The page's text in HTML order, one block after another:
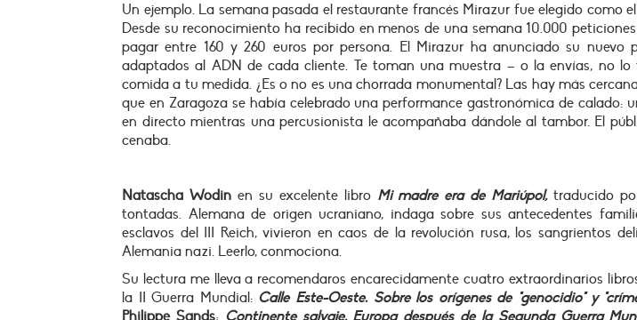
Un ejemplo. La semana pasada el restaurante francés Mirazur fue elegido como
Desde su reconocimiento ha recibido en menos de una semana 10.000
pagar entre 160 y 260 euros por persona. El Mirazur ha anunciado su nuevo
adaptados al ADN de cada cliente. Te toman una muestra – o la envías, no lo
comida a tu medida. ¿Es o no es una chorrada monumental? Las hay más
que en Zaragoza se había celebrado una performance gastronómica de calado:
en directo mientras una percusionista le acompañaba dándole al tambor. El
cenaba.
Natascha Wodinen su excelente libro Mi madre era de Mariúpol,traducido
tontadas. Alemana de origen ucraniano, indaga sobre sus antecedentes
esclavos del III Reich, vivieron en caos de la revolución rusa, los sangrientos
Alemania nazi. Leerlo, conmociona.
Su lectura me lleva a recomendaros encarecidamente cuatro extraordinarios
la II Guerra Mundial: Calle Este-Oeste. Sobre los orígenes de "genocidio" y
Philippe Sands; Continente salvaje. Europa después de la Segunda Guerra